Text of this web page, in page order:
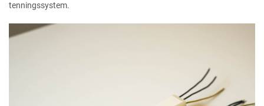
tenningssystem.